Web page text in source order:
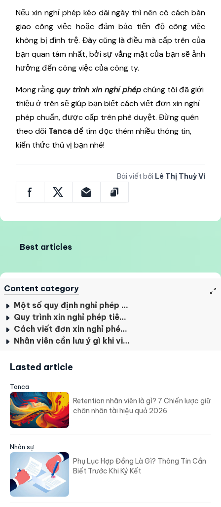
Nếu xin nghỉ phép kéo dài ngày thì nên có cách bàn
giao công việc hoặc đảm bảo tiến độ công việc
không bị đình trệ. Đây cũng là điều mà cấp trên của
bạn quan tâm nhất, bởi sự vắng mặt của bạn sẽ ảnh
hưởng đến công việc của công ty.
Mong rằngquy trình xin nghỉ phépchúng tôi đã giới
thiệu ở trên sẽ giúp bạn biết cách viết đơn xin nghỉ
phép chuẩn, được cấp trên phê duyệt. Đừng quên
theo dõi Tancađể tìm đọc thêm nhiều thông tin,
kiến thức thú vị bạn nhé!
Bài viết bởi Lê Thị Thuỳ Vi
Best articles
Content category
Một số quy định nghỉ phép trong công ty
Quy trình xin nghỉ phép tiêu chuẩn
Cách viết đơn xin nghỉ phép chuyên nghiệp
Nhân viên cần lưu ý gì khi viết đơn xin nghỉ phép?
Lasted article
Tanca
Retention nhân viên là gì? 7 Chiến lược giữ
chân nhân tài hiệu quả 2026
Nhân sự
Phụ Lục Hợp Đồng Là Gì? Thông Tin Cần
Biết Trước Khi Ký Kết